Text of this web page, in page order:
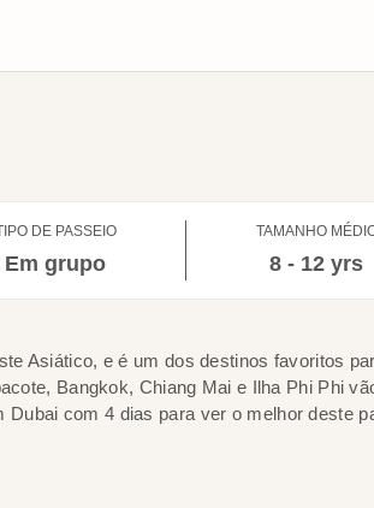
DE PASSEIO
Em grupo
TAMANHO
8 - 12 yrs
Asiático, e é um dos destinos favoritos
Bangkok, Chiang Mai e Ilha Phi Phi
com 4 dias para ver o melhor deste